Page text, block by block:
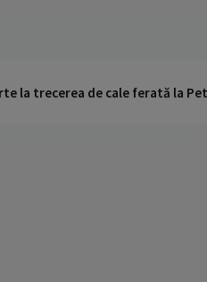
la trecerea de cale ferată la